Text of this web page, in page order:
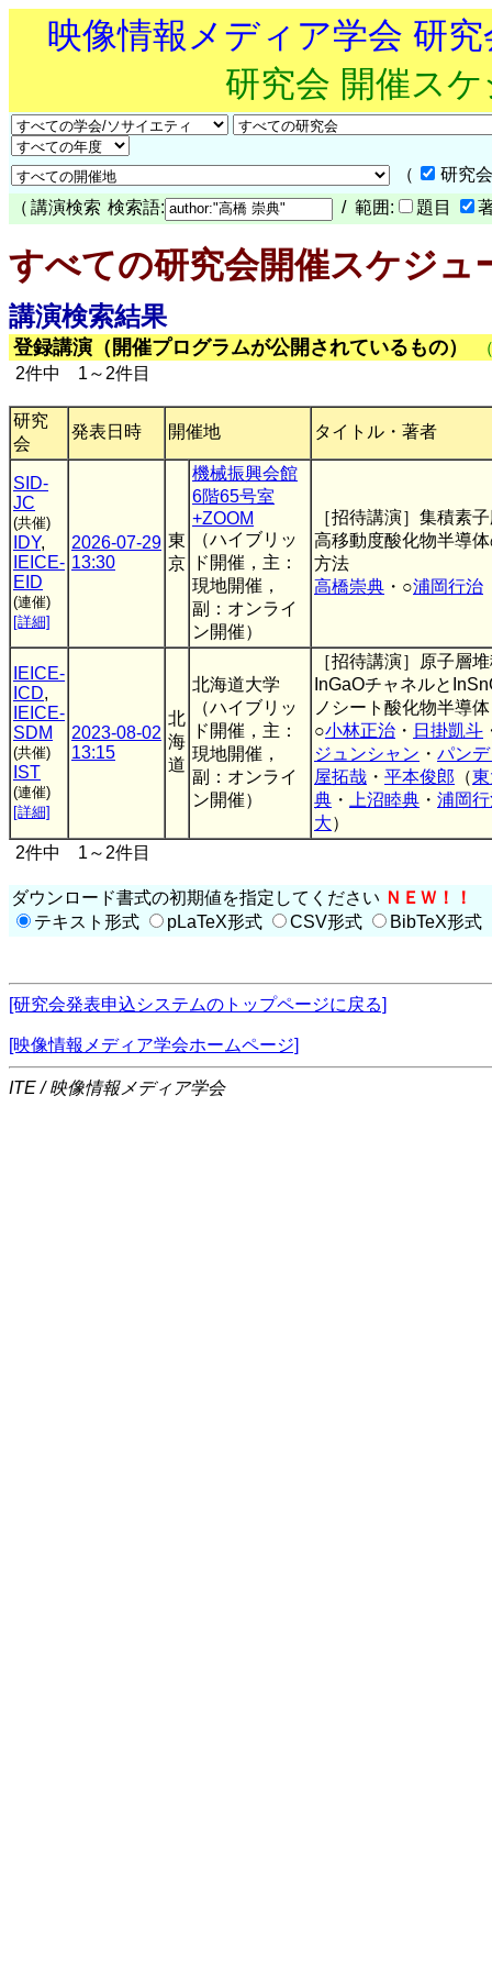
映像情報メディア学会 研
研究会 開催ス
（
研究
（ 講演検索 検索語: / 範囲: 題目
すべての研究会開催スケジュ
講演検索結果
登録講演（開催プログラムが公開されているもの）
2件中 1～2件目
研究
会
発表日時 開催地 タイトル・著者
SID-
JC
(共催)
IDY,
IEICE-
EID
(連催)
[詳細]
2026-07-29
13:30
東
京
機械振興会館
6階65号室
+ZOOM
（ハイブリッ
ド開催，主：
現地開催，
副：オンライ
ン開催）
［招待講演］集積素
高移動度酸化物半導
方法
高橋崇典 ・○浦岡行治
IEICE-
ICD,
IEICE-
SDM
(共催)
IST
(連催)
[詳細]
2023-08-02
13:15
北
海
道
北海道大学
（ハイブリッ
ド開催，主：
現地開催，
副：オンライ
ン開催）
［招待講演］原子層
InGaOチャネルと
ノシート酸化物半導
○小林正治 ・ 日掛凱斗
ジュンシャン ・ パン
屋拓哉 ・ 平本俊郎 （
典 ・ 上沼睦典 ・ 浦岡
大）
2件中 1～2件目
ダウンロード書式の初期値を指定してください ＮＥＷ！！
テキスト形式
pLaTeX形式 CSV形式 BibTeX形式
[研究会発表申込システムのトップページに戻る]
[映像情報メディア学会ホームページ]
ITE / 映像情報メディア学会